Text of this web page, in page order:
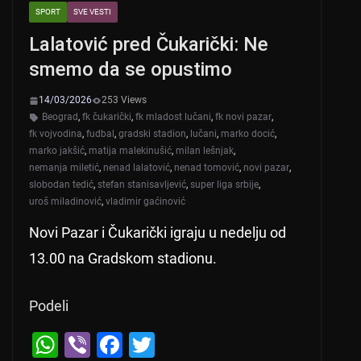
SPORT SVE VESTI
Lalatović pred Čukarički: Ne
smemo da se opustimo
14/03/2026
253 Views
Beograd, fk čukarički, fk mladost lučani, fk novi pazar,
fk vojvodina, fudbal , gradski stadion, lučani, marko docić,
marko jakšić, matija malekinušić, milan lešnjak,
nemanja miletić, nenad lalatović, nenad tomović, novi pazar,
slobodan tedić, stefan stanisavljević, super liga srbije,
uroš miladinović, vladimir gaćinović
Novi Pazar i Čukarički igraju u nedelju od
13.00 na Gradskom stadionu.
Podeli
W
Vi
F